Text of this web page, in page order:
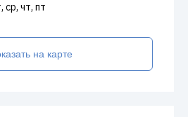
ср, чт, пт
на карте